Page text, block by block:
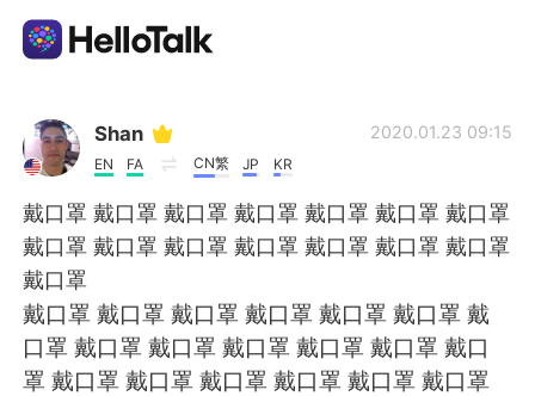
Language Exchange App
AI Grammar Checker
English
简体中文 繁體中文
Shan
EN FA CN繁 JP KR
2020.01.23 09:15
戴口罩 戴口罩 戴口罩 戴口罩 戴口罩 戴口罩 戴口罩
戴口罩 戴口罩 戴口罩 戴口罩 戴口罩 戴口罩 戴口罩
戴口罩
戴口罩 戴口罩 戴口罩 戴口罩 戴口罩 戴口罩 戴
口罩 戴口罩 戴口罩 戴口罩 戴口罩 戴口罩 戴口
罩 戴口罩 戴口罩 戴口罩 戴口罩 戴口罩 戴口罩